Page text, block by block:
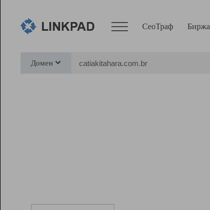
СеоТраф Биржа
Домен